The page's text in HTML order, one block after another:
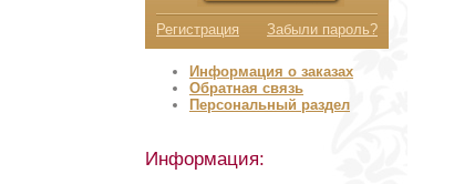
Регистрация Забыли пароль?
Информация о заказах
Обратная связь
Персональный раздел
Информация: